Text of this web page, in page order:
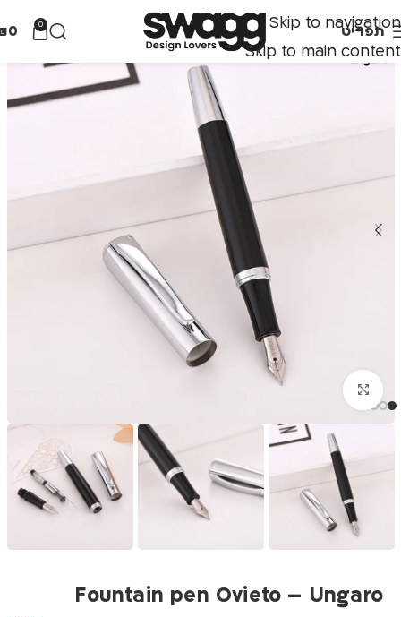
Skip to navigation
Skip to main content
תפריט 0
0
לחצו להגדלה
Fountain pen Ovieto – Ungaro